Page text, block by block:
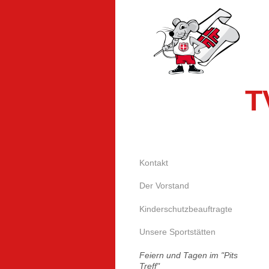
Kontakt
Der Vorstand
Kinderschutzbeauftragte
Unsere Sportstätten
Feiern und Tagen im "Pits
Treff"